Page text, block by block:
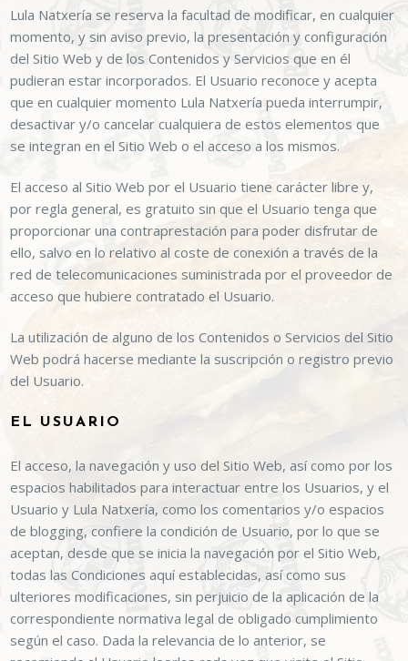
Lula Natxería se reserva la facultad de modificar, en cualquier
momento, y sin aviso previo, la presentación y configuración
del Sitio Web y de los Contenidos y Servicios que en él
pudieran estar incorporados. El Usuario reconoce y acepta
que en cualquier momento Lula Natxería pueda interrumpir,
desactivar y/o cancelar cualquiera de estos elementos que
se integran en el Sitio Web o el acceso a los mismos.
El acceso al Sitio Web por el Usuario tiene carácter libre y,
por regla general, es gratuito sin que el Usuario tenga que
proporcionar una contraprestación para poder disfrutar de
ello, salvo en lo relativo al coste de conexión a través de la
red de telecomunicaciones suministrada por el proveedor de
acceso que hubiere contratado el Usuario.
La utilización de alguno de los Contenidos o Servicios del Sitio
Web podrá hacerse mediante la suscripción o registro previo
del Usuario.
EL USUARIO
El acceso, la navegación y uso del Sitio Web, así como por los
espacios habilitados para interactuar entre los Usuarios, y el
Usuario y Lula Natxería, como los comentarios y/o espacios
de blogging, confiere la condición de Usuario, por lo que se
aceptan, desde que se inicia la navegación por el Sitio Web,
todas las Condiciones aquí establecidas, así como sus
ulteriores modificaciones, sin perjuicio de la aplicación de la
correspondiente normativa legal de obligado cumplimiento
según el caso. Dada la relevancia de lo anterior, se